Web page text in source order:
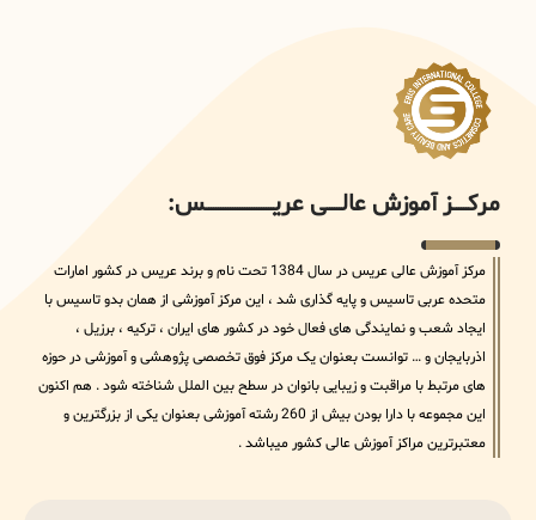
مرکــــــز آموزش عالــــــی عریــــــــــــــــــــــــــــس:
مرکز آموزش عالی عریس در سال 1384 تحت نام و برند عریس در کشور امارات
متحده عربی تاسیس و پایه گذاری شد ، این مرکز آموزشی از همان بدو تاسیس با
ایجاد شعب و نمایندگی های فعال خود در کشور های ایران ، ترکیه ، برزیل ،
اذربایجان و … توانست بعنوان یک مرکز فوق تخصصی پژوهشی و آموزشی در حوزه
های مرتبط با مراقبت و زیبایی بانوان در سطح بین الملل شناخته شود . هم اکنون
این مجموعه با دارا بودن بیش از 260 رشته آموزشی بعنوان یکی از بزرگترین و
معتبرترین مراکز آموزش عالی کشور میباشد .